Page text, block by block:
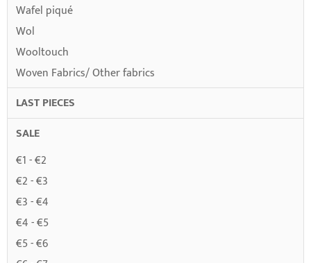
Wafel piqué
Wol
Wooltouch
Woven Fabrics/ Other fabrics
LAST PIECES
SALE
€1 - €2
€2 - €3
€3 - €4
€4 - €5
€5 - €6